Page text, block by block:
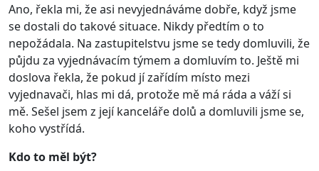
Ano, řekla mi, že asi nevyjednáváme dobře, když jsme
se dostali do takové situace. Nikdy předtím o to
nepožádala. Na zastupitelstvu jsme se tedy domluvili, že
půjdu za vyjednávacím týmem a domluvím to. Ještě mi
doslova řekla, že pokud jí zařídím místo mezi
vyjednavači, hlas mi dá, protože mě má ráda a váží si
mě. Sešel jsem z její kanceláře dolů a domluvili jsme se,
koho vystřídá.
Kdo to měl být?